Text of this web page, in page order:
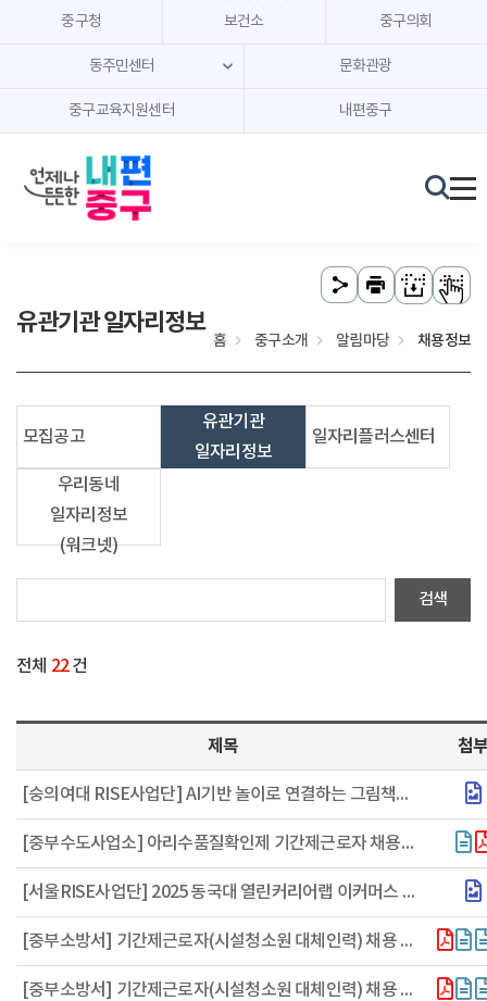
본문 내용 바로가기
주메뉴 바로가기
중구청 보건소 중구의회
동주민센터 문화관광
중구교육지원센터 내편중구
유관기관 일자리정보
홈 중구소개 알림마당 채용정보
모집공고
유관기관
일자리정보
일자리플러스센터
우리동네
일자리정보
(워크넷)
전체 22 건
제목 첨
[숭의여대 RISE사업단] AI기반 놀이로 연결하는 그림책문화활동가 자격과정 참여자 모집
[중부수도사업소] 아리수품질확인제 기간제근로자 채용공고
[서울RISE사업단] 2025 동국대 열린커리어랩 이커머스 연계 창업 실전 과정 참여자 모집(~12.3.수)
[중부소방서] 기간제근로자(시설청소원 대체인력) 채용 공고
[중부소방서] 기간제근로자(시설청소원 대체인력) 채용 공고